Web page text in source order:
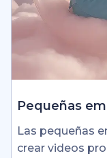
Pequeñas
Las pequeñas
crear videos